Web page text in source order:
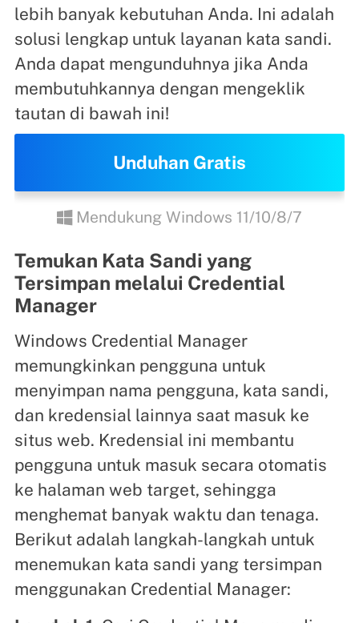
lebih banyak kebutuhan Anda. Ini adalah
solusi lengkap untuk layanan kata sandi.
Anda dapat mengunduhnya jika Anda
membutuhkannya dengan mengeklik
tautan di bawah ini!
Unduhan Gratis
Mendukung Windows 11/10/8/7
Temukan Kata Sandi yang
Tersimpan melalui Credential
Manager
Windows Credential Manager
memungkinkan pengguna untuk
menyimpan nama pengguna, kata sandi,
dan kredensial lainnya saat masuk ke
situs web. Kredensial ini membantu
pengguna untuk masuk secara otomatis
ke halaman web target, sehingga
menghemat banyak waktu dan tenaga.
Berikut adalah langkah-langkah untuk
menemukan kata sandi yang tersimpan
menggunakan Credential Manager: